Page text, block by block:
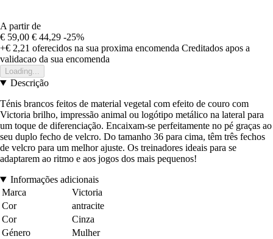
A partir de
€ 59,00 € 44,29 -25%
+€ 2,21 oferecidos na sua proxima encomenda Creditados apos a
validacao da sua encomenda
Loading...
Descrição
Ténis brancos feitos de material vegetal com efeito de couro com
Victoria brilho, impressão animal ou logótipo metálico na lateral para
um toque de diferenciação. Encaixam-se perfeitamente no pé graças ao
seu duplo fecho de velcro. Do tamanho 36 para cima, têm três fechos
de velcro para um melhor ajuste. Os treinadores ideais para se
adaptarem ao ritmo e aos jogos dos mais pequenos!
Informações adicionais
Marca
Victoria
Cor
antracite
Cor
Cinza
Género
Mulher